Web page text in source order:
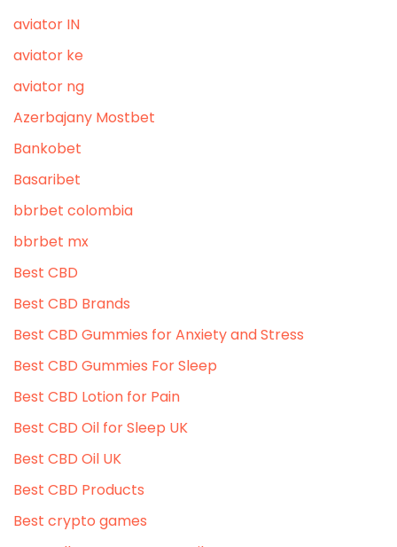
aviator IN
aviator ke
aviator ng
Azerbajany Mostbet
Bankobet
Basaribet
bbrbet colombia
bbrbet mx
Best CBD
Best CBD Brands
Best CBD Gummies for Anxiety and Stress
Best CBD Gummies For Sleep
Best CBD Lotion for Pain
Best CBD Oil for Sleep UK
Best CBD Oil UK
Best CBD Products
Best crypto games